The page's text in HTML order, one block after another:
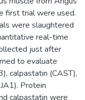
first trial were used.
were slaughtered
real-time
just after
to evaluate
calpastatin (CAST),
Protein
calpastatin were